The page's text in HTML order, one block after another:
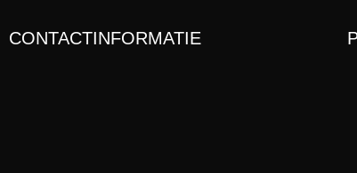
CONTACTINFORMATIE